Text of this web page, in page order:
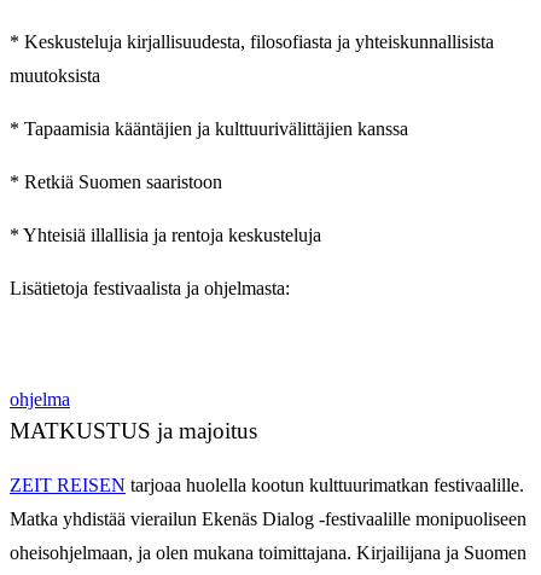
* Keskusteluja kirjallisuudesta, filosofiasta ja yhteiskunnallisista
muutoksista
* Tapaamisia kääntäjien ja kulttuurivälittäjien kanssa
* Retkiä Suomen saaristoon
* Yhteisiä illallisia ja rentoja keskusteluja
Lisätietoja festivaalista ja ohjelmasta:
ohjelma
MATKUSTUS ja majoitus
ZEIT REISEN tarjoaa huolella kootun kulttuurimatkan festivaalille.
Matka yhdistää vierailun Ekenäs Dialog -festivaalille monipuoliseen
oheisohjelmaan, ja olen mukana toimittajana. Kirjailijana ja Suomen